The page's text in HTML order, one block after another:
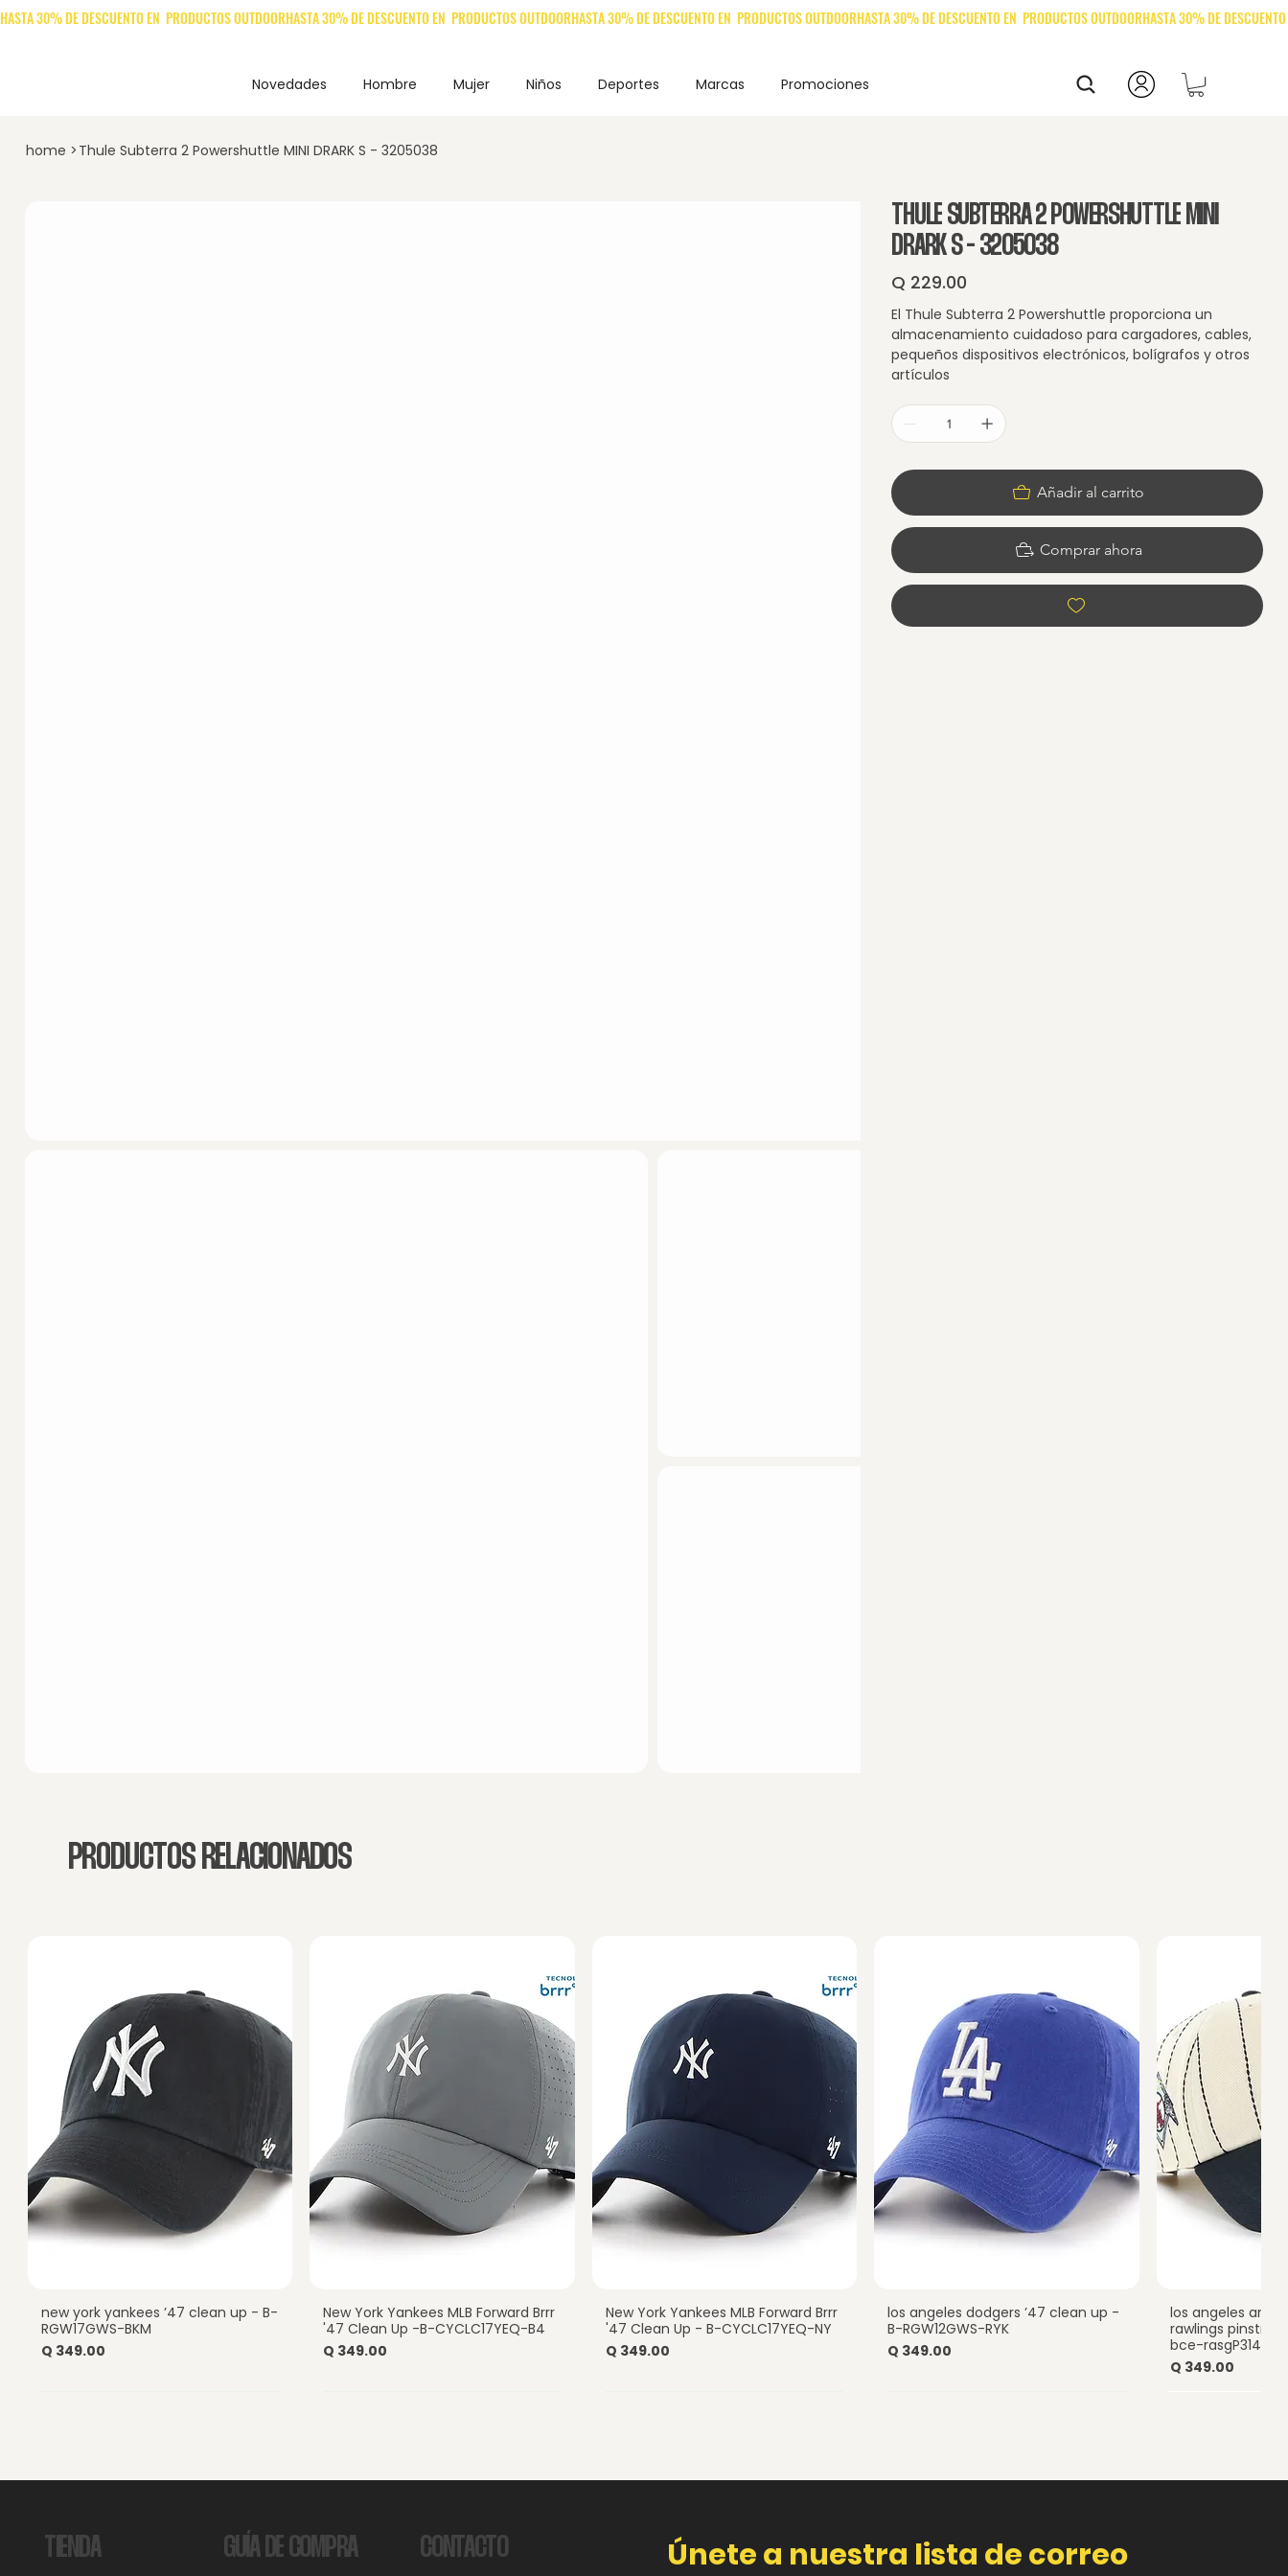
Novedades Hombre Mujer Niños Deportes Marcas Promociones
home > Thule Subterra 2 Powershuttle MINI DRARK S - 3205038
THULE SUBTERRA 2 POWERSHUTTLE MINI
DRARK S - 3205038
Precio
Q 229.00
El Thule Subterra 2 Powershuttle proporciona un
almacenamiento cuidadoso para cargadores, cables,
pequeños dispositivos electrónicos, bolígrafos y otros
artículos
Añadir al carrito
Comprar ahora
PRODUCTOS RELACIONADOS
Vista rápida
new york yankees ’47 clean up - B-
RGW17GWS-BKM
Precio
Q 349.00
Vista rápida
New York Yankees MLB Forward Brrr
'47 Clean Up -B-CYCLC17YEQ-B4
Precio
Q 349.00
Vista rápida
New York Yankees MLB Forward Brrr
'47 Clean Up - B-CYCLC17YEQ-NY
Precio
Q 349.00
Vista rápida
los angeles dodgers ’47 clean up -
B-RGW12GWS-RYK
Precio
Q 349.00
Vista
los angeles
rawlings
bce-rasgP314hts
Precio
Q 349.00
TIENDA GUÍA DE COMPRA CONTACTO Únete a nuestra lista de correo